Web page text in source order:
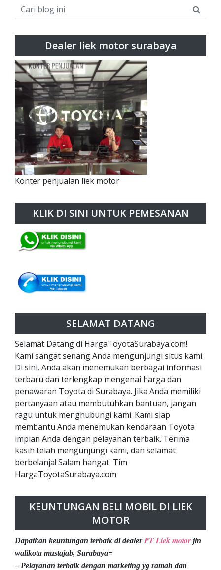
Dealer liek motor surabaya
Konter penjualan liek motor
KLIK DI SINI UNTUK PEMESANAN
SELAMAT DATANG
Selamat Datang di HargaToyotaSurabaya.com!
Kami sangat senang Anda mengunjungi situs kami.
Di sini, Anda akan menemukan berbagai informasi
terbaru dan terlengkap mengenai harga dan
penawaran Toyota di Surabaya. Jika Anda memiliki
pertanyaan atau membutuhkan bantuan, jangan
ragu untuk menghubungi kami. Kami siap
membantu Anda menemukan kendaraan Toyota
impian Anda dengan pelayanan terbaik. Terima
kasih telah mengunjungi kami, dan selamat
berbelanja! Salam hangat, Tim
HargaToyotaSurabaya.com
KEUNTUNGAN BELI MOBIL DI LIEK
MOTOR
Dapatkan keuntungan terbaik di dealerPT Liek motor jln
walikota mustajab, Surabaya=
– Pelayanan terbaik dengan marketing yg ramah dan